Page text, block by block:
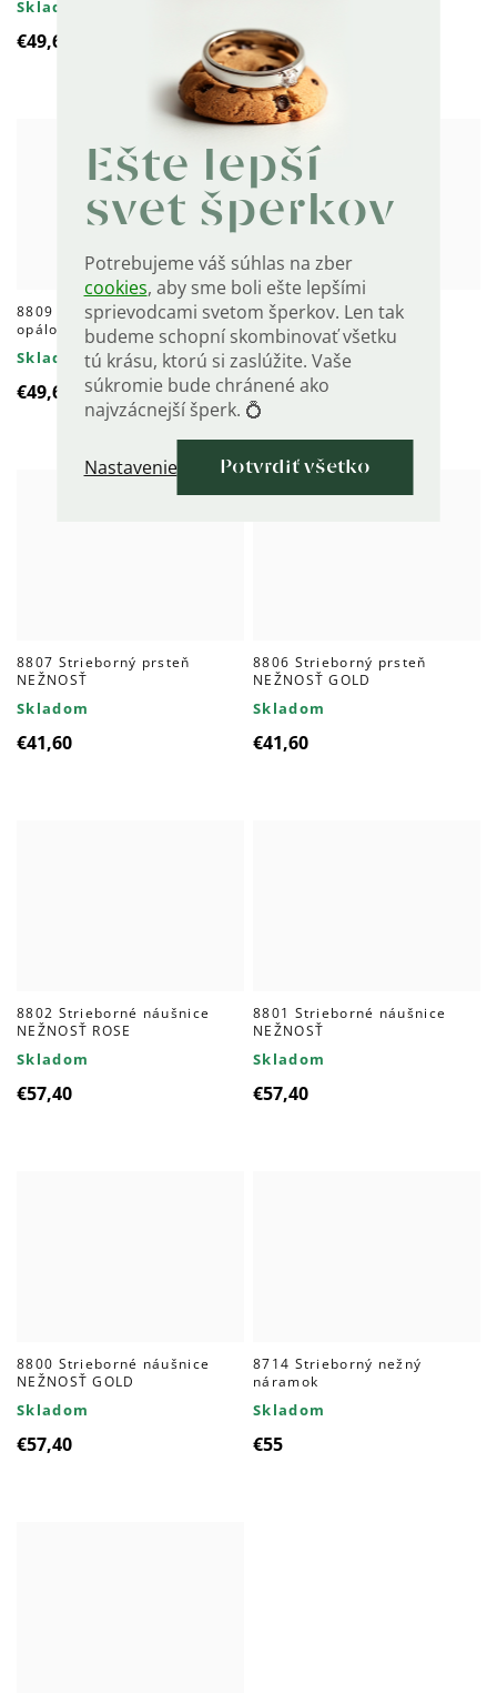
Ešte lepší
svet šperkov
Potrebujeme váš súhlas na zber
cookies, aby sme boli ešte lepšími
sprievodcami svetom šperkov. Len tak
budeme schopní skombinovať všetku
tú krásu, ktorú si zaslúžite. Vaše
súkromie bude chránené ako
najvzácnejší šperk. 💍
Nastavenie Potvrdiť všetko
Skladom
€49,60 €49,60
8809 Strieborný prsteň s
opálom GOLD
Skladom
€49,60
8808 Strieborný prsteň
NEŽNOSŤ ROSE
Skladom
€41,60
8807 Strieborný prsteň
NEŽNOSŤ
Skladom
€41,60
8806 Strieborný prsteň
NEŽNOSŤ GOLD
Skladom
€41,60
8802 Strieborné náušnice
NEŽNOSŤ ROSE
Skladom
€57,40
8801 Strieborné náušnice
NEŽNOSŤ
Skladom
€57,40
8800 Strieborné náušnice
NEŽNOSŤ GOLD
Skladom
€57,40
8714 Strieborný nežný
náramok
Skladom
€55